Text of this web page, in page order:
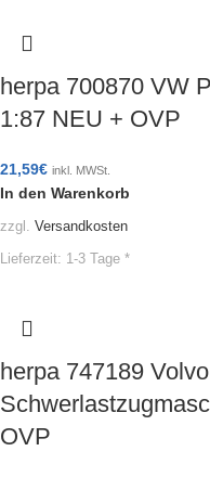
herpa 700870 VW
1:87 NEU + OVP
21,59€ inkl. MWSt.
In den Warenkorb
zzgl. Versandkosten
Lieferzeit: 1-3 Tage *
herpa 747189
OVP